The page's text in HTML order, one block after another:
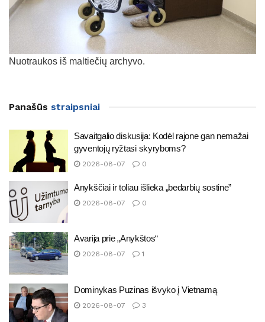
Nuotraukos iš maltiečių archyvo.
Panašūs straipsniai
Savaitgalio diskusija: Kodėl rajone gan nemažai
gyventojų ryžtasi skyryboms?
2026-08-07 0
Anykščiai ir toliau išlieka „bedarbių sostine”
2026-08-07 0
Avarija prie „Anykštos“
2026-08-07 1
Dominykas Puzinas išvyko į Vietnamą
2026-08-07 3